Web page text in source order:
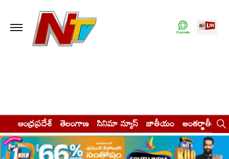
ఆంధ్రప్రదేశ్ తెలంగాణ సినిమా న్యూస్ జాతీయం అంతర్జాతీయం